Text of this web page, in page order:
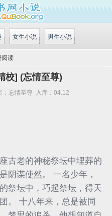
男生小说
女生小说
阅读
校] (忘情至尊)
：忘情至尊 入库：04.12
古老的神秘祭坛中埋葬的
阴谋使然。 一名少年，
祭坛中，巧起祭坛，得天
。 十八年来，总是被同